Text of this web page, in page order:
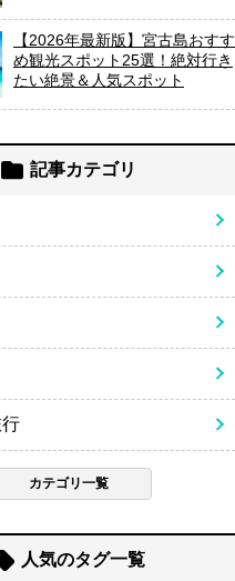
【2026年最新版】宮古島おすす
め観光スポット25選！絶対行き
たい絶景＆人気スポット
記事カテゴリ
カテゴリ一覧
人気のタグ一覧